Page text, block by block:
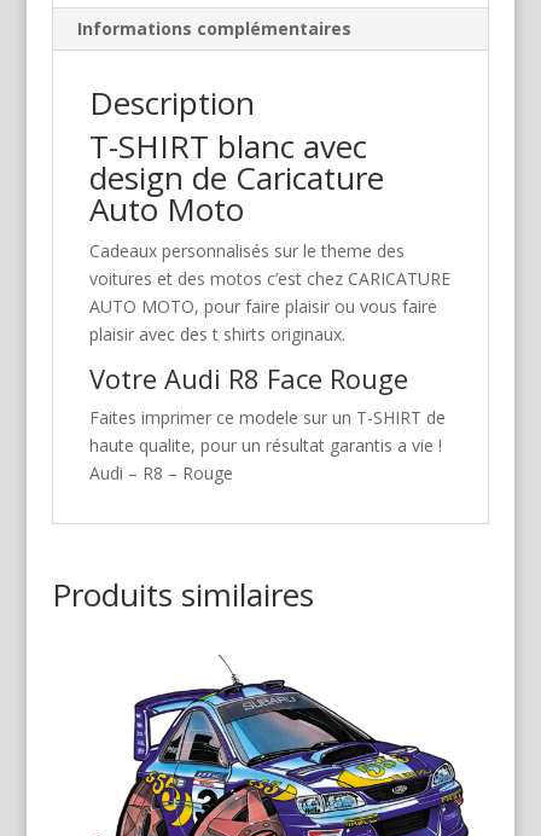
Informations complémentaires
Description
T-SHIRT blanc avec
design de Caricature
Auto Moto
Cadeaux personnalisés sur le theme des
voitures et des motos c’est chez CARICATURE
AUTO MOTO, pour faire plaisir ou vous faire
plaisir avec des t shirts originaux.
Votre Audi R8 Face Rouge
Faites imprimer ce modele sur un T-SHIRT de
haute qualite, pour un résultat garantis a vie !
Audi – R8 – Rouge
Produits similaires